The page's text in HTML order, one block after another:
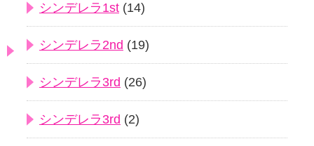
シンデレラ1st (14)
シンデレラ2nd (19)
シンデレラ3rd (26)
シンデレラ3rd (2)